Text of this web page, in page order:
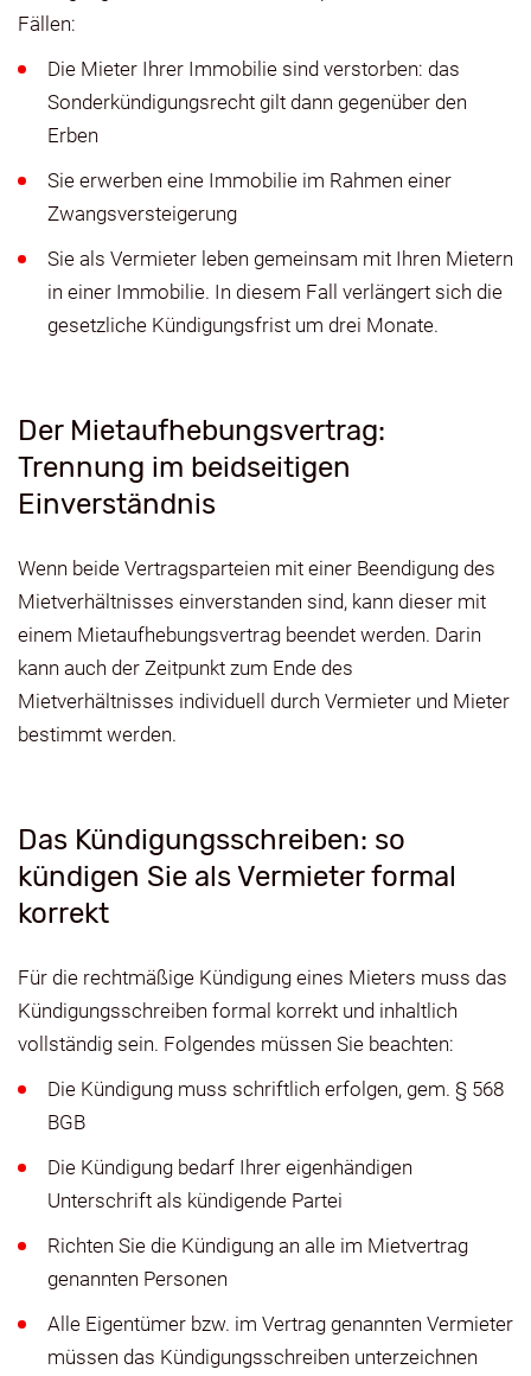
Fällen:
Die Mieter Ihrer Immobilie sind verstorben: das
Sonderkündigungsrecht gilt dann gegenüber den
Erben
Sie erwerben eine Immobilie im Rahmen einer
Zwangsversteigerung
Sie als Vermieter leben gemeinsam mit Ihren Mietern
in einer Immobilie. In diesem Fall verlängert sich die
gesetzliche Kündigungsfrist um drei Monate.
Der Mietaufhebungsvertrag:
Trennung im beidseitigen
Einverständnis
Wenn beide Vertragsparteien mit einer Beendigung des
Mietverhältnisses einverstanden sind, kann dieser mit
einem Mietaufhebungsvertrag beendet werden. Darin
kann auch der Zeitpunkt zum Ende des
Mietverhältnisses individuell durch Vermieter und Mieter
bestimmt werden.
Das Kündigungsschreiben: so
kündigen Sie als Vermieter formal
korrekt
Für die rechtmäßige Kündigung eines Mieters muss das
Kündigungsschreiben formal korrekt und inhaltlich
vollständig sein. Folgendes müssen Sie beachten:
Die Kündigung muss schriftlich erfolgen, gem. § 568
BGB
Die Kündigung bedarf Ihrer eigenhändigen
Unterschrift als kündigende Partei
Richten Sie die Kündigung an alle im Mietvertrag
genannten Personen
Alle Eigentümer bzw. im Vertrag genannten Vermieter
müssen das Kündigungsschreiben unterzeichnen